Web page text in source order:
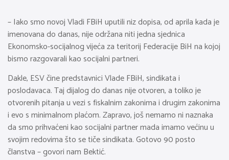
– Iako smo novoj Vladi FBiH uputili niz dopisa, od aprila kada je
imenovana do danas, nije održana niti jedna sjednica
Ekonomsko-socijalnog vijeća za teritorij Federacije BiH na kojoj
bismo razgovarali kao socijalni partneri.
Dakle, ESV čine predstavnici Vlade FBiH, sindikata i
poslodavaca. Taj dijalog do danas nije otvoren, a toliko je
otvorenih pitanja u vezi s fiskalnim zakonima i drugim zakonima
i evo s minimalnom plaćom. Zapravo, još nemamo ni naznaka
da smo prihvaćeni kao socijalni partner mada imamo većinu u
svojim redovima što se tiče sindikata. Gotovo 90 posto
članstva – govori nam Bektić.